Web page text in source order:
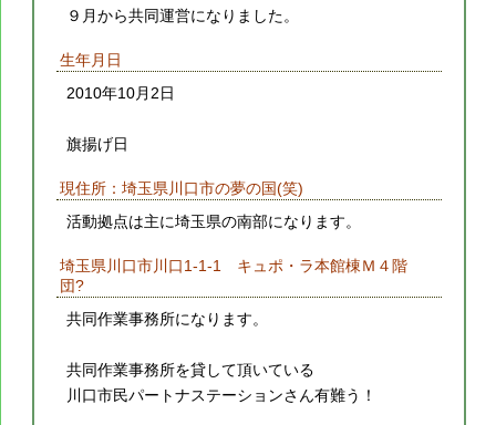
９月から共同運営になりました。
生年月日
2010年10月2日
旗揚げ日
現住所：埼玉県川口市の夢の国(笑)
活動拠点は主に埼玉県の南部になります。
埼玉県川口市川口1-1-1 キュポ・ラ本館棟Ｍ４階
団?
共同作業事務所になります。
共同作業事務所を貸して頂いている
川口市民パートナステーションさん有難う！